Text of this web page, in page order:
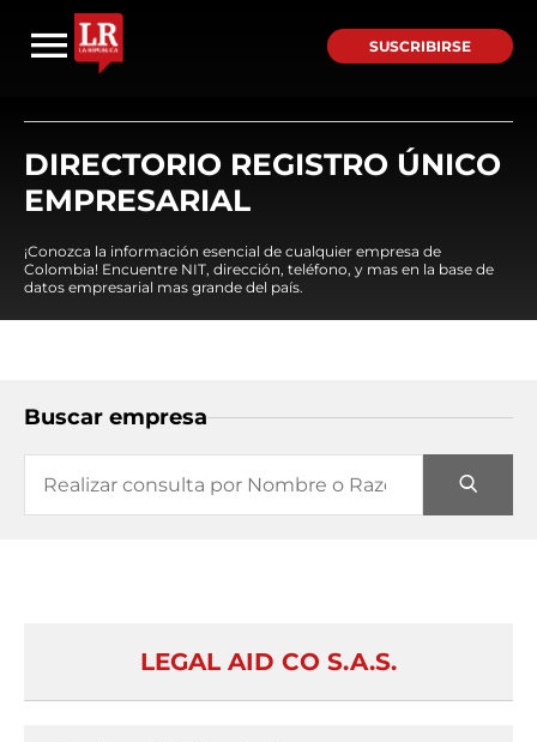
SUSCRIBIRSE
DIRECTORIO REGISTRO ÚNICO
EMPRESARIAL
¡Conozca la información esencial de cualquier empresa de
Colombia! Encuentre NIT, dirección, teléfono, y mas en la base de
datos empresarial mas grande del país.
Buscar empresa
LEGAL AID CO S.A.S.